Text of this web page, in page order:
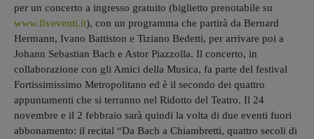
per un concerto a ingresso gratuito (biglietto prenotabile su
www.fiveventi.it), con un programma che partirà da Bernard
Hermann, Ivano Battiston e Tiziano Bedetti, per arrivare poi a
Johann Sebastian Bach e Astor Piazzolla. Il concerto, in
collaborazione con gli Amici della Musica, fa parte del festival
Fortissimissimo Metropolitano ed è il secondo dei quattro
appuntamenti che si terranno nel Ridotto del Teatro. Il 24
novembre e il 2 febbraio sarà quindi la volta di due eventi fuori
abbonamento: il recital “Da Bach a Chiambretti, quattro secoli di